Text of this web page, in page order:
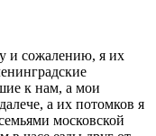
и сожалению, я их
к нам, а мои
а их потомков я
московской